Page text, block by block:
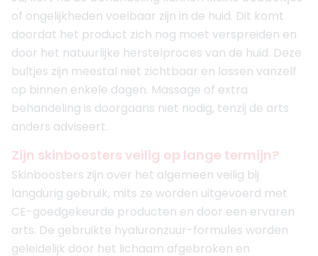
of ongelijkheden voelbaar zijn in de huid. Dit komt
doordat het product zich nog moet verspreiden en
door het natuurlijke herstelproces van de huid. Deze
bultjes zijn meestal niet zichtbaar en lossen vanzelf
op binnen enkele dagen. Massage of extra
behandeling is doorgaans niet nodig, tenzij de arts
anders adviseert.
Zijn skinboosters veilig op lange termijn?
Skinboosters zijn over het algemeen veilig bij
langdurig gebruik, mits ze worden uitgevoerd met
CE-goedgekeurde producten en door een ervaren
arts. De gebruikte hyaluronzuur-formules worden
geleidelijk door het lichaam afgebroken en